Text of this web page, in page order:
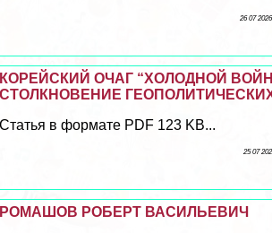
26 07
КОРЕЙСКИЙ ОЧАГ “ХОЛОДНОЙ
СТОЛКНОВЕНИЕ
Статья в формате PDF 123 KB...
25 07
РОМАШОВ РОБЕРТ ВАСИЛЬЕВИЧ